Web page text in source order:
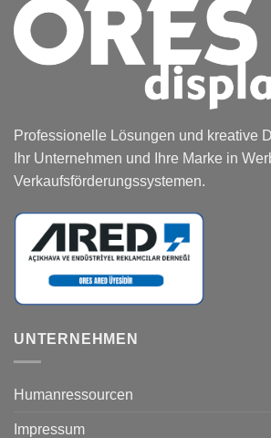
Professionelle Lösungen und kreative
Ihr Unternehmen und Ihre Marke in
Verkaufsförderungssystemen.
UNTERNEHMEN
Humanressourcen
Impressum